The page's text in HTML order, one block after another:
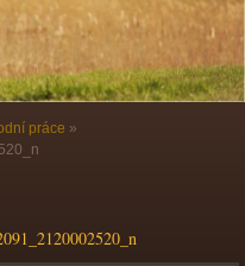
práce »